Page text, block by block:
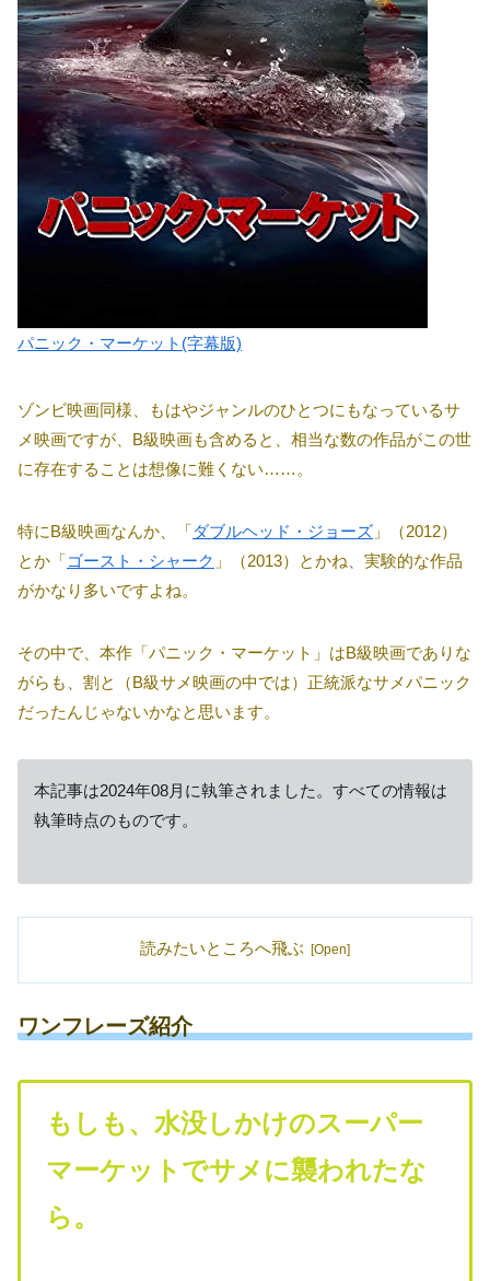
パニック・マーケット(字幕版)
ゾンビ映画同様、もはやジャンルのひとつにもなっているサ
メ映画ですが、B級映画も含めると、相当な数の作品がこの世
に存在することは想像に難くない……。
特にB級映画なんか、「ダブルヘッド・ジョーズ 」（2012）
とか「ゴースト・シャーク 」（2013）とかね、実験的な作品
がかなり多いですよね。
その中で、本作「パニック・マーケット」はB級映画でありな
がらも、割と（B級サメ映画の中では）正統派なサメパニック
だったんじゃないかなと思います。
本記事は2024年08月に執筆されました。すべての情報は
執筆時点のものです。
読みたいところへ飛ぶ
ワンフレーズ紹介
もしも、水没しかけのスーパー
マーケットでサメに襲われたな
ら。